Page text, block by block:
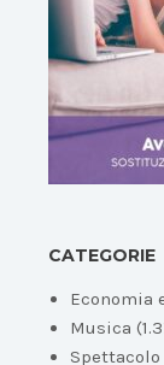
CATEGORIE
Economia
Musica
Spettacolo